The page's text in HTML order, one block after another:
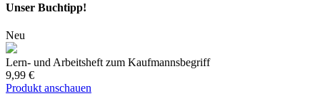
Unser Buchtipp!
Neu
Lern- und Arbeitsheft zum Kaufmannsbegriff
9,99 €
Produkt anschauen